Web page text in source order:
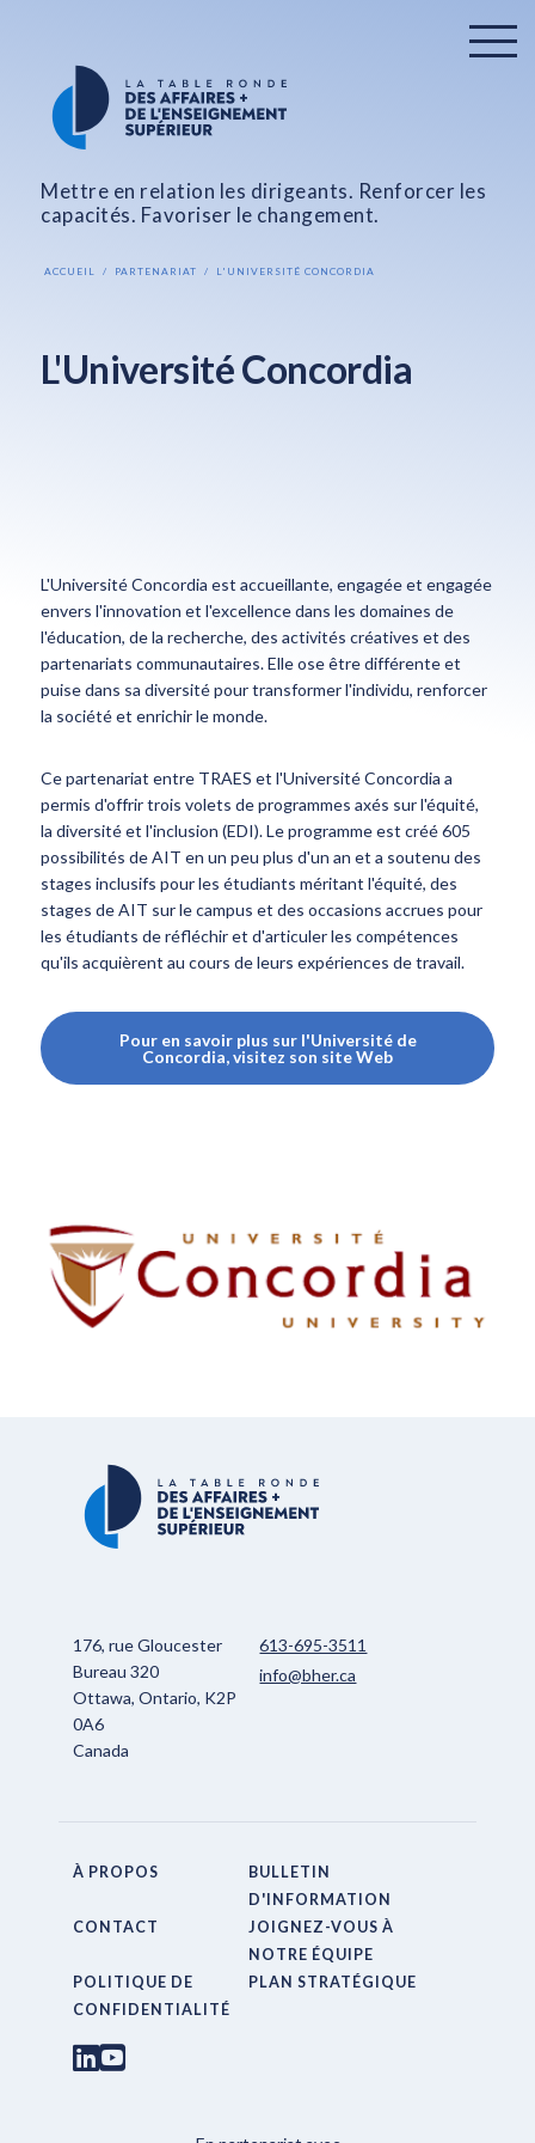
Mettre en relation les dirigeants. Renforcer les
capacités. Favoriser le changement.
ACCUEIL PARTENARIAT L'UNIVERSITÉ CONCORDIA
L'Université Concordia
L'Université Concordia est accueillante, engagée et engagée
envers l'innovation et l'excellence dans les domaines de
l'éducation, de la recherche, des activités créatives et des
partenariats communautaires. Elle ose être différente et
puise dans sa diversité pour transformer l'individu, renforcer
la société et enrichir le monde.
Ce partenariat entre TRAES et l'Université Concordia a
permis d'offrir trois volets de programmes axés sur l'équité,
la diversité et l'inclusion (EDI). Le programme est créé 605
possibilités de AIT en un peu plus d'un an et a soutenu des
stages inclusifs pour les étudiants méritant l'équité, des
stages de AIT sur le campus et des occasions accrues pour
les étudiants de réfléchir et d'articuler les compétences
qu'ils acquièrent au cours de leurs expériences de travail.
Pour en savoir plus sur l'Université de
Concordia, visitez son site Web
176, rue Gloucester
Bureau 320
Ottawa, Ontario, K2P
0A6
Canada
613-695-3511
info@bher.ca
À PROPOS
BULLETIN
D'INFORMATION
CONTACT
JOIGNEZ-VOUS À
NOTRE ÉQUIPE
POLITIQUE DE
CONFIDENTIALITÉ
PLAN STRATÉGIQUE